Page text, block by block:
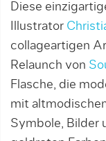
Diese
Illustrator
collageartigen
Relaunch von
Flasche, die
mit
Symbole, Bilder